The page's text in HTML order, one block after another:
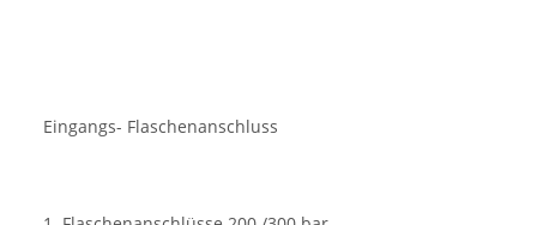
Eingangs- Flaschenanschluss